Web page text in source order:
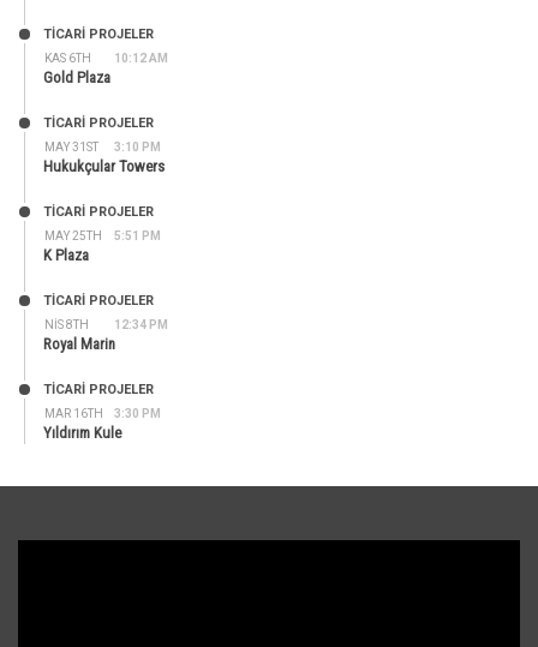
KAS 6TH 10:12 AM
TİCARİ PROJELER
Gold Plaza
MAY 31ST 3:10 PM
TİCARİ PROJELER
Hukukçular Towers
MAY 25TH 5:51 PM
TİCARİ PROJELER
K Plaza
NIS 8TH 12:34 PM
TİCARİ PROJELER
Royal Marin
MAR 16TH 3:30 PM
TİCARİ PROJELER
Yıldırım Kule